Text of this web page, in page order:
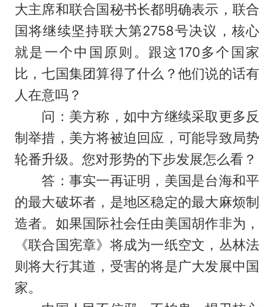
大主席和联合国秘书长都明确表示，联合
国将继续坚持联大第2758号决议，核心
就是一个中国原则。跟这170多个国家
比，七国集团算得了什么？他们说的话有
人在意吗？
问：美方称，如中方继续采取更多反
制举措，美方将被迫回应，可能导致局势
轮番升级。您对形势的下步发展怎么看？
答：事实一再证明，美国是台海和平
的最大破坏者，是地区稳定的最大麻烦制
造者。如果国际社会任由美国胡作非为，
《联合国宪章》将成为一纸空文，丛林法
则将大行其道，受害的将是广大发展中国
家。